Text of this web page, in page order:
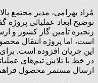
مُراد بهرامی، مدیر مجتمع
توضیح ابعاد عملیاتی
زنجیره تأمین گاز کشور و
است، اما پروژه انتقال
این جریان افزوده است.
در خط با تلاش تیم‌های
ارسال مستمر محصول